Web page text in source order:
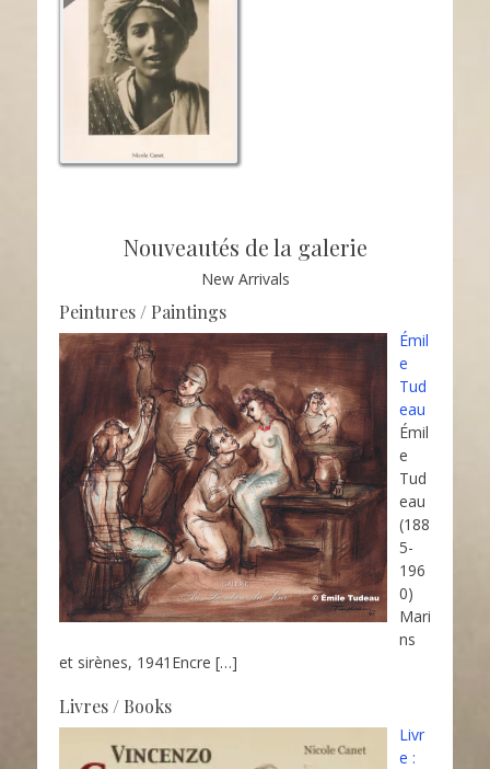
Nouveautés de la galerie
New Arrivals
Peintures / Paintings
Émil
e
Tud
eau
Émil
e
Tud
eau
(188
5-
196
0)
Mari
ns
et sirènes, 1941Encre […]
Livres / Books
Livr
e :